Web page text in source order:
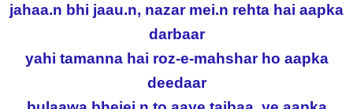
jahaa.n bhi jaau.n, nazar mei.n rehta hai aapka
darbaar
yahi tamanna hai roz-e-mahshar ho aapka
deedaar